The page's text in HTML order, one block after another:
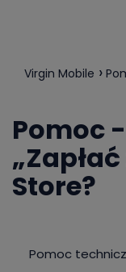
Virgin Mobile
Pomoc
Store?
Pomoc